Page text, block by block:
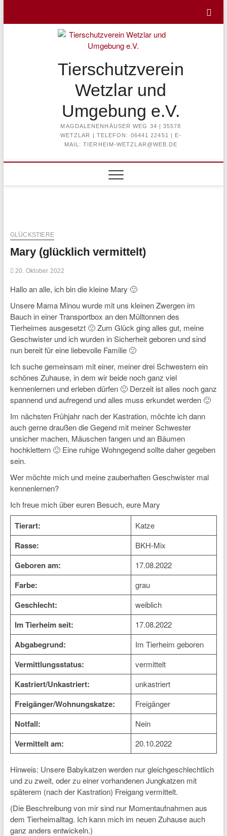
content
Tierschutzverein
Wetzlar und
Umgebung e.V.
MAGDALENENHÄUSER WEG 34 | 35578
WETZLAR | TELEFON: 06441 22451 | E-
MAIL: TIERHEIM-WETZLAR@WEB.DE
GLÜCKSTIERE
Mary (glücklich vermittelt)
20. Oktober 2022
Hallo an alle, ich bin die kleine Mary 🙂
Unsere Mama Minou wurde mit uns kleinen Zwergen im
Bauch in einer Transportbox an den Mülltonnen des
Tierheimes ausgesetzt 🙁 Zum Glück ging alles gut, meine
Geschwister und ich wurden in Sicherheit geboren und sind
nun bereit für eine liebevolle Familie 🙂
Ich suche gemeinsam mit einer, meiner drei Schwestern ein
schönes Zuhause, in dem wir beide noch ganz viel
kennenlernen und erleben dürfen 🙂 Derzeit ist alles noch ganz
spannend und aufregend und alles muss erkundet werden 🙂
Im nächsten Frühjahr nach der Kastration, möchte ich dann
auch gerne draußen die Gegend mit meiner Schwester
unsicher machen, Mäuschen fangen und an Bäumen
hochklettern 🙂 Eine ruhige Wohngegend sollte daher gegeben
sein.
Wer möchte mich und meine zauberhaften Geschwister mal
kennenlernen?
Ich freue mich über euren Besuch, eure Mary
Tierart: Katze
Rasse: BKH-Mix
Geboren am: 17.08.2022
Farbe: grau
Geschlecht: weiblich
Im Tierheim seit: 17.08.2022
Abgabegrund: Im Tierheim geboren
Vermittlungsstatus: vermittelt
Kastriert/Unkastriert: unkastriert
Freigänger/Wohnungskatze: Freigänger
Notfall: Nein
Vermittelt am: 20.10.2022
Hinweis: Unsere Babykatzen werden nur gleichgeschlechtlich
und zu zweit, oder zu einer vorhandenen Jungkatzen mit
späterem (nach der Kastration) Freigang vermittelt.
(Die Beschreibung von mir sind nur Momentaufnahmen aus
dem Tierheimalltag. Ich kann mich im neuen Zuhause auch
ganz anders entwickeln.)